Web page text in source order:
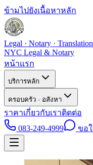
ข้ามไปยังเนื้อหาหลัก
Legal · Notary · Translation
NYC Legal & Notary
หน้าแรก
บริการหลัก
ครอบครัว · อสังหา
ราคาเกี่ยวกับเราติดต่อ
083-249-4999
ขอ